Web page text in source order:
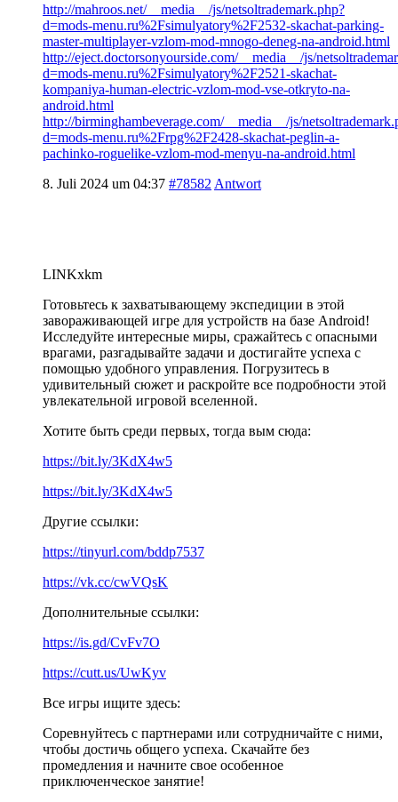
http://mahroos.net/__media__/js/netsoltrademark.php?
d=mods-menu.ru%2Fsimulyatory%2F2532-skachat-parking-
master-multiplayer-vzlom-mod-mnogo-deneg-na-android.html
http://eject.doctorsonyourside.com/__media__/js/
d=mods-menu.ru%2Fsimulyatory%2F2521-skachat-
kompaniya-human-electric-vzlom-mod-vse-otkryto-na-
android.html
http://birminghambeverage.com/__media__/js/
d=mods-menu.ru%2Frpg%2F2428-skachat-peglin-a-
pachinko-roguelike-vzlom-mod-menyu-na-android.html
8. Juli 2024 um 04:37 #78582 Antwort
LINKxkm
Готовьтесь к захватывающему экспедиции в этой
завораживающей игре для устройств на базе Android!
Исследуйте интересные миры, сражайтесь с опасными
врагами, разгадывайте задачи и достигайте успеха с
помощью удобного управления. Погрузитесь в
удивительный сюжет и раскройте все подробности этой
увлекательной игровой вселенной.
Хотите быть среди первых, тогда вым сюда:
https://bit.ly/3KdX4w5
https://bit.ly/3KdX4w5
Другие ссылки:
https://tinyurl.com/bddp7537
https://vk.cc/cwVQsK
Дополнительные ссылки:
https://is.gd/CvFv7O
https://cutt.us/UwKyv
Все игры ищите здесь:
Соревнуйтесь с партнерами или сотрудничайте с ними,
чтобы достичь общего успеха. Скачайте без
промедления и начните свое особенное
приключенческое занятие!